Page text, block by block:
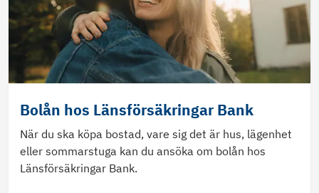
Bolån hos Länsförsäkringar Bank
När du ska köpa bostad, vare sig det är hus, lägenhet
eller sommarstuga kan du ansöka om bolån hos
Länsförsäkringar Bank.